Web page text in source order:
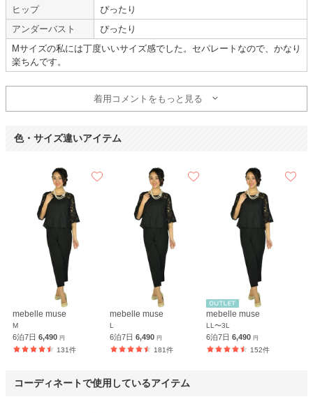
年齢 : 30代後半
身長 : 150〜154cm
ややぽっちゃり
サイズ :
ぴったり
使用地域 :東京都
Hermoso
ヒップ
ぴったり
アンダーバスト
ぴったり
Mサイズの私には丁度いいサイズ感でした。セパレートなので、かなり
楽ちんです。
着用コメントをもっと見る
色・サイズ違いアイテム
mebelle muse
M
6泊7日 6,490 円
131件
mebelle muse
L
6泊7日 6,490 円
181件
mebelle muse
LL〜3L
6泊7日6,490円
152件
コーディネートで使用しているアイテム